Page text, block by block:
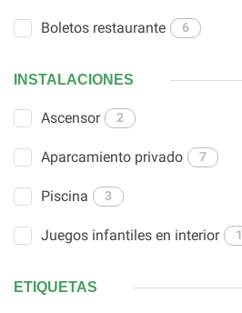
Boletos restaurante 6
INSTALACIONES
Ascensor 2
Aparcamiento privado 7
Piscina 3
Juegos infantiles en interior 1
ETIQUETAS